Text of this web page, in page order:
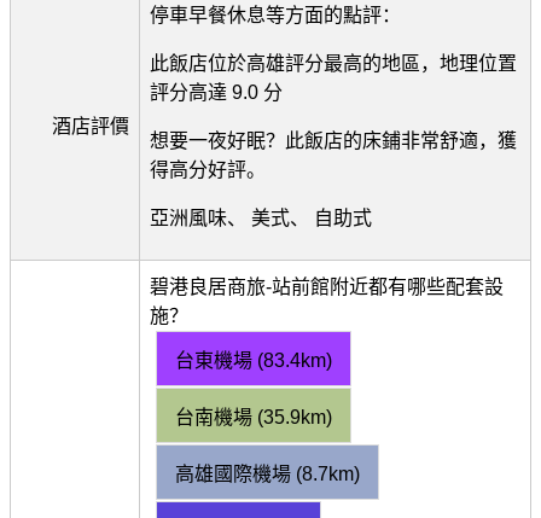
酒店評價
停車早餐休息等方面的點評：
此飯店位於高雄評分最高的地區，地理位置
評分高達 9.0 分
想要一夜好眠？此飯店的床鋪非常舒適，獲
得高分好評。
亞洲風味、 美式、 自助式
碧港良居商旅-站前館附近都有哪些配套設
施？
台東機場 (83.4km)
台南機場 (35.9km)
高雄國際機場 (8.7km)